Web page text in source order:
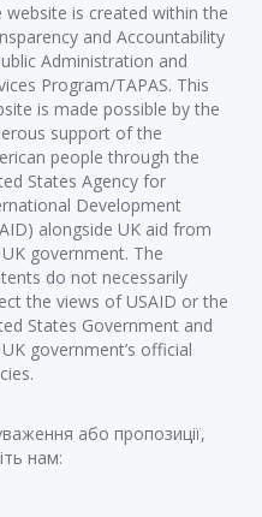
website is created within the
and Accountability
Administration and
Program/TAPAS. This
is made possible by the
support of the
people through the
States Agency for
Development
alongside UK aid from
government. The
do not necessarily
the views of USAID or the
States Government and
government’s official
або пропозиції,
нам: